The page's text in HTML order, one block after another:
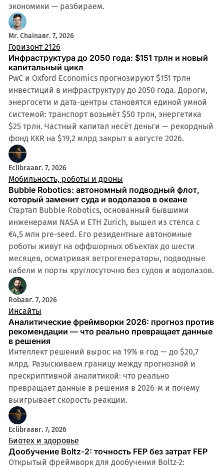
экономики — разбираем.
Mr. Chainавг. 7, 2026
Горизонт 2126
Инфраструктура до 2050 года: $151 трлн и новый
капитальный цикл
PwC и Oxford Economics прогнозируют $151 трлн
инвестиций в инфраструктуру до 2050 года. Дороги,
энергосети и дата-центры становятся единой умной
системой: транспорт возьмёт $50 трлн, энергетика
$25 трлн. Частный капитал несёт деньги — рекордный
фонд KKR на $19,2 млрд закрыт в августе 2026.
Eclibraавг. 7, 2026
Мобильность, роботы и дроны
Bubble Robotics: автономный подводный флот,
который заменит суда и водолазов в океане
Стартап Bubble Robotics, основанный бывшими
инженерами NASA и ETH Zurich, вышел из стелса с
€4,5 млн pre-seed. Его резидентные автономные
роботы живут на оффшорных объектах до шести
месяцев, осматривая ветрогенераторы, подводные
кабели и порты круглосуточно без судов и водолазов.
Robавг. 7, 2026
Инсайты
Аналитические фреймворки 2026: прогноз против
рекомендации — что реально превращает данные
в решения
Интеллект решений вырос на 19% в год — до $20,7
млрд. Разыскиваем границу между прогнозной и
прескриптивной аналитикой: что реально
превращает данные в решения в 2026-м и почему
выигрывает скорость реакции.
Eclibraавг. 7, 2026
Биотех и здоровье
Дообучение Boltz-2: точность FEP без затрат FEP
Открытый фреймворк для дообучения Boltz-2: